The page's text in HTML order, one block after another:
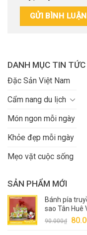
DANH MỤC TIN TỨC
Đặc Sản Việt Nam
Cẩm nang du lịch
Món ngon mỗi ngày
Khỏe đẹp mỗi ngày
Mẹo vặt cuộc sống
SẢN PHẨM MỚI
Bánh pía
sao Tân Huê
90.000₫
Giá